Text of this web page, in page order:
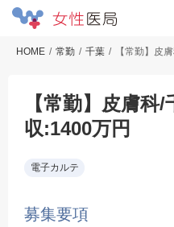
HOME 常勤 千葉 【常勤】皮
【常勤】皮膚科
収:1400万円
電子カルテ
募集要項